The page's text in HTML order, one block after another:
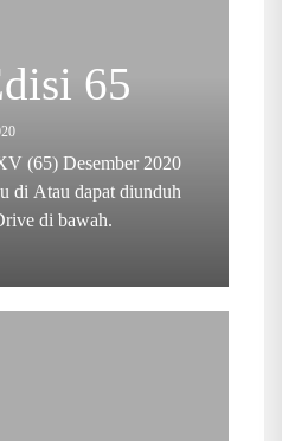
65
(65) Desember 2020
di Atau dapat diunduh
di bawah.